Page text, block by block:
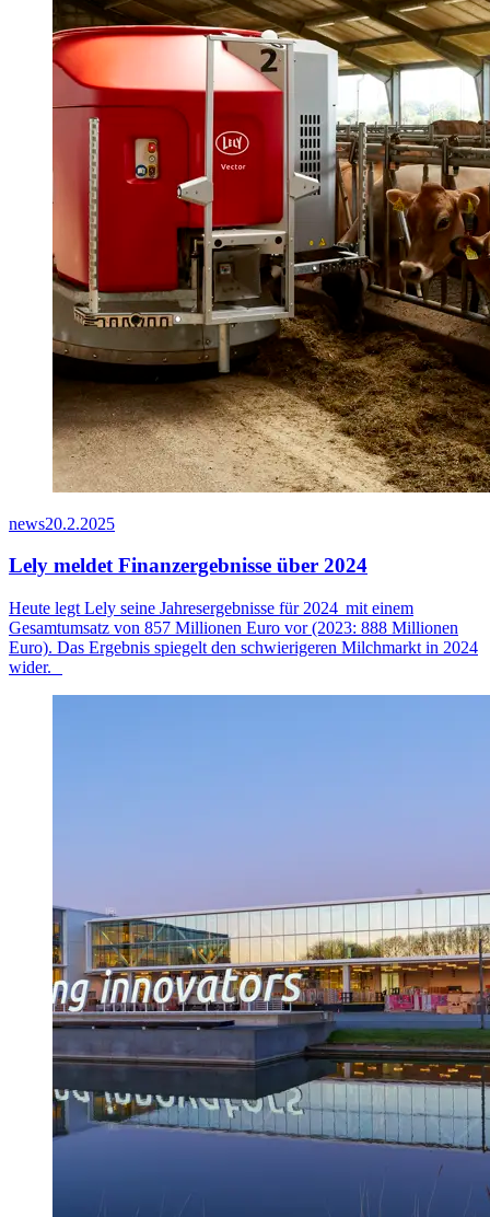
news20.2.2025
Lely meldet Finanzergebnisse über 2024
Heute legt Lely seine Jahresergebnisse für 2024 mit einem
Gesamtumsatz von 857 Millionen Euro vor (2023: 888 Millionen
Euro). Das Ergebnis spiegelt den schwierigeren Milchmarkt in 2024
wider.